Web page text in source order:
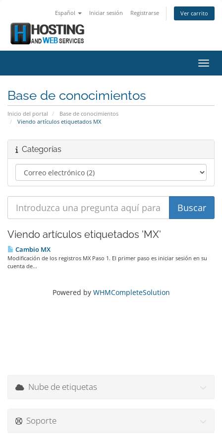
Español Iniciar sesión Registrarse Ver carrito
Base de conocimientos
Inicio del portal
Base de conocimientos
Viendo artículos etiquetados MX
Categorías
Viendo artículos etiquetados 'MX'
Cambio MX
Modificación de los registros MX Paso 1. El primer paso es iniciar sesión en su
cuenta de...
Powered by WHMCompleteSolution
Nube de etiquetas
Soporte